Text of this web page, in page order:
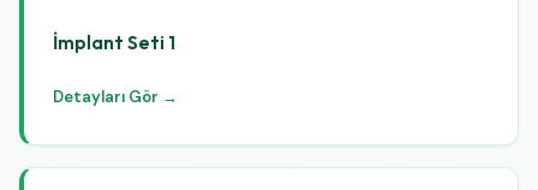
İmplant Seti 1
Detayları Gör →